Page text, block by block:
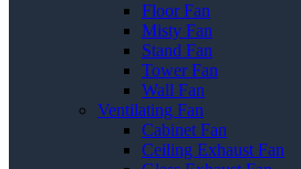
Floor Fan
Misty Fan
Stand Fan
Tower Fan
Wall Fan
Ventilating Fan
Cabinet Fan
Ceiling Exhaust Fan